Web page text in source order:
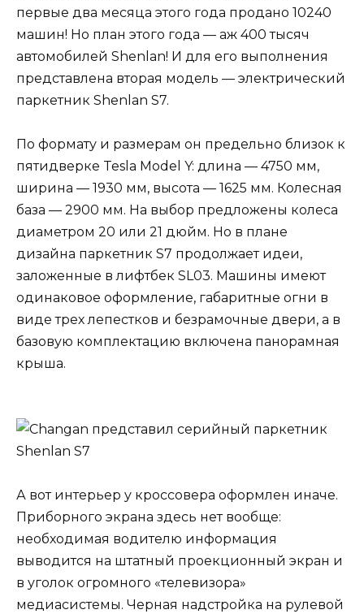
первые два месяца этого года продано 10240
машин! Но план этого года — аж 400 тысяч
автомобилей Shenlan! И для его выполнения
представлена вторая модель — электрический
паркетник Shenlan S7.
По формату и размерам он предельно близок к
пятидверке Tesla Model Y: длина — 4750 мм,
ширина — 1930 мм, высота — 1625 мм. Колесная
база — 2900 мм. На выбор предложены колеса
диаметром 20 или 21 дюйм. Но в плане
дизайна паркетник S7 продолжает идеи,
заложенные в лифтбек SL03. Машины имеют
одинаковое оформление, габаритные огни в
виде трех лепестков и безрамочные двери, а в
базовую комплектацию включена панорамная
крыша.
А вот интерьер у кроссовера оформлен иначе.
Приборного экрана здесь нет вообще:
необходимая водителю информация
выводится на штатный проекционный экран и
в уголок огромного «телевизора»
медиасистемы. Черная надстройка на рулевой